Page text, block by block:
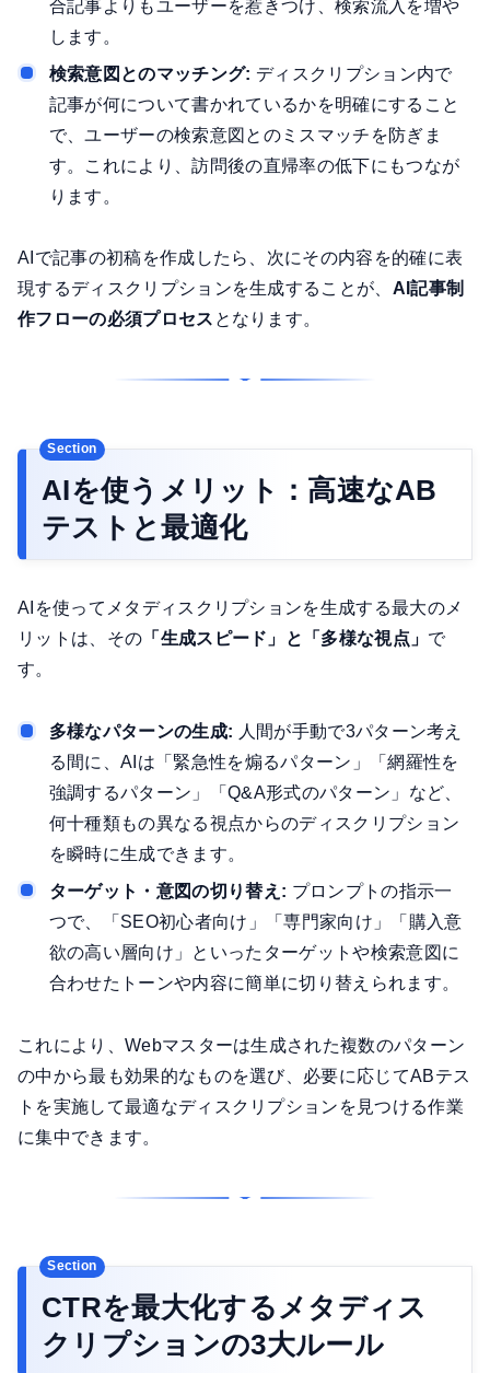
合記事よりもユーザーを惹きつけ、検索流入を増や
します。
検索意図とのマッチング: ディスクリプション内で
記事が何について書かれているかを明確にすること
で、ユーザーの検索意図とのミスマッチを防ぎま
す。これにより、訪問後の直帰率の低下にもつなが
ります。
AIで記事の初稿を作成したら、次にその内容を的確に表
現するディスクリプションを生成することが、 AI記事制
作フローの必須プロセス となります。
AIを使うメリット：高速なAB
テストと最適化
AIを使ってメタディスクリプションを生成する最大のメ
リットは、その 「生成スピード」と「多様な視点」 で
す。
多様なパターンの生成: 人間が手動で3パターン考え
る間に、AIは「緊急性を煽るパターン」「網羅性を
強調するパターン」「Q&A形式のパターン」など、
何十種類もの異なる視点からのディスクリプション
を瞬時に生成できます。
ターゲット・意図の切り替え: プロンプトの指示一
つで、「SEO初心者向け」「専門家向け」「購入意
欲の高い層向け」といったターゲットや検索意図に
合わせたトーンや内容に簡単に切り替えられます。
これにより、Webマスターは生成された複数のパターン
の中から最も効果的なものを選び、必要に応じてABテス
トを実施して最適なディスクリプションを見つける作業
に集中できます。
CTRを最大化するメタディス
クリプションの3大ルール